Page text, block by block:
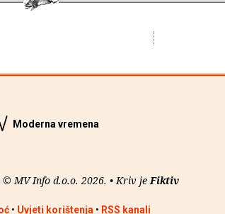
Moderna vremena
MV Info d.o.o. 2026. • Kriv je Fiktiv
• Uvjeti korištenja • RSS kanali